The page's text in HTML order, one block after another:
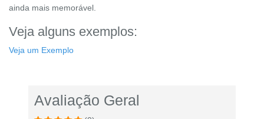
ainda mais memorável.
Veja alguns exemplos:
Veja um Exemplo
Avaliação Geral